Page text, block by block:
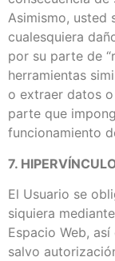
Asimismo, usted
cualesquiera
por su parte de
herramientas
o extraer datos
parte que
funcionamiento
7.
El Usuario se
siquiera
Espacio Web,
salvo